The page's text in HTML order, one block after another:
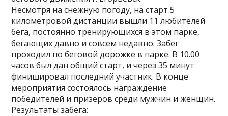
Несмотря на снежную погоду, на старт 5
километровой дистанции вышли 11 любителей
бега, постоянно тренирующихся в этом парке,
бегающих давно и совсем недавно. Забег
проходил по беговой дорожке в парке. В 10.00
часов был дан общий старт, и через 35 минут
финишировал последний участник. В конце
мероприятия состоялось награждение
победителей и призеров среди мужчин и женщин.
Результаты забега: